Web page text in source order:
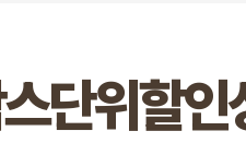
단위할인